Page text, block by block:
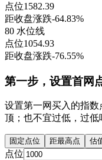
点位1582.39
距收盘涨跌-64.83%
80 水位线
点位1054.93
距收盘涨跌-76.55%
第一步，设置首网
设置第一网买入的指
顶；也不宜过低，过低
固定点位 距最高点 估
点位